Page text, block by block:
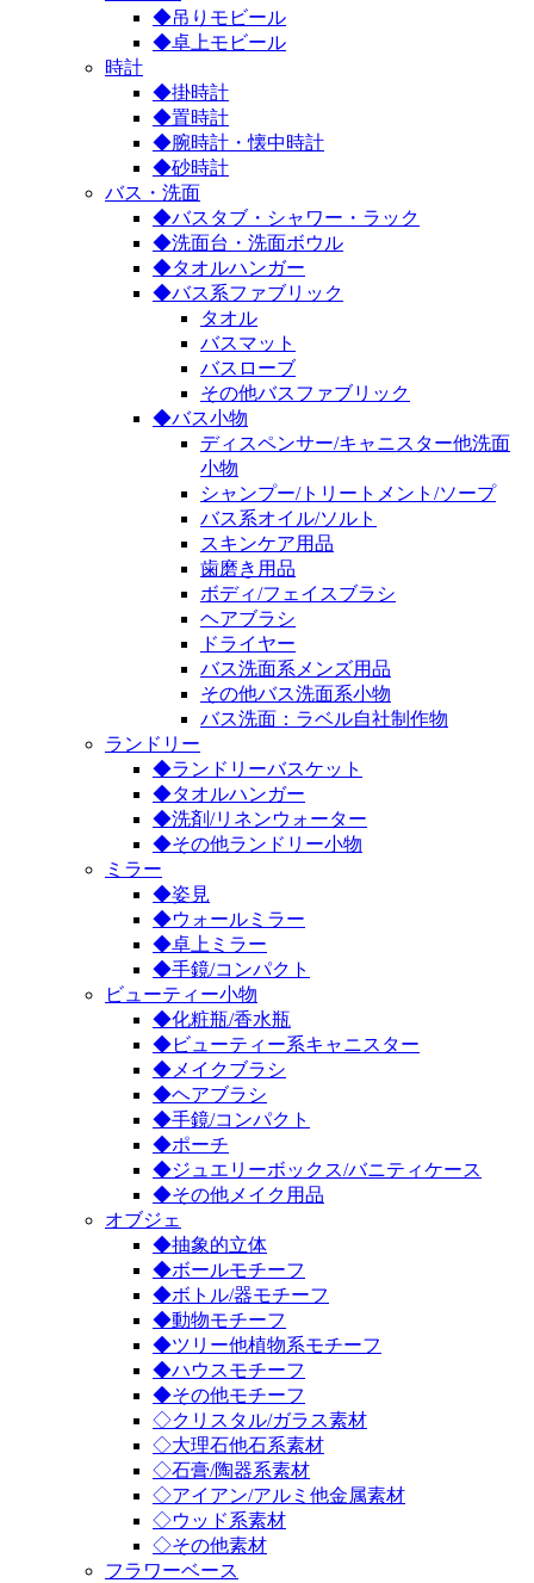
◆吊りモビール
◆卓上モビール
時計
◆掛時計
◆置時計
◆腕時計・懐中時計
◆砂時計
バス・洗面
◆バスタブ・シャワー・ラック
◆洗面台・洗面ボウル
◆タオルハンガー
◆バス系ファブリック
タオル
バスマット
バスローブ
その他バスファブリック
◆バス小物
ディスペンサー/キャニスター他洗面
小物
シャンプー/トリートメント/ソープ
バス系オイル/ソルト
スキンケア用品
歯磨き用品
ボディ/フェイスブラシ
ヘアブラシ
ドライヤー
バス洗面系メンズ用品
その他バス洗面系小物
バス洗面：ラベル自社制作物
ランドリー
◆ランドリーバスケット
◆タオルハンガー
◆洗剤/リネンウォーター
◆その他ランドリー小物
ミラー
◆姿見
◆ウォールミラー
◆卓上ミラー
◆手鏡/コンパクト
ビューティー小物
◆化粧瓶/香水瓶
◆ビューティー系キャニスター
◆メイクブラシ
◆ヘアブラシ
◆手鏡/コンパクト
◆ポーチ
◆ジュエリーボックス/バニティケース
◆その他メイク用品
オブジェ
◆抽象的立体
◆ボールモチーフ
◆ボトル/器モチーフ
◆動物モチーフ
◆ツリー他植物系モチーフ
◆ハウスモチーフ
◆その他モチーフ
◇クリスタル/ガラス素材
◇大理石他石系素材
◇石膏/陶器系素材
◇アイアン/アルミ他金属素材
◇ウッド系素材
◇その他素材
フラワーベース